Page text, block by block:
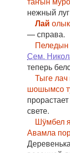
нежный
Лай
— справа.
Пеледын
Сем.
теперь
Тыге
шошымсо
свете.
Шӱмбел
Авамла